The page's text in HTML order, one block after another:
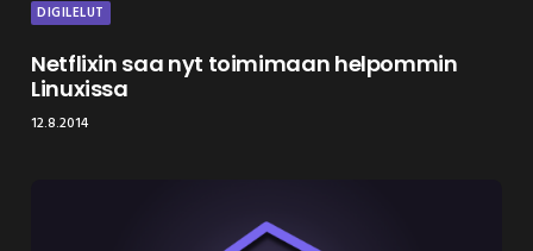
DIGILELUT
Netflixin saa nyt toimimaan helpommin
Linuxissa
12.8.2014